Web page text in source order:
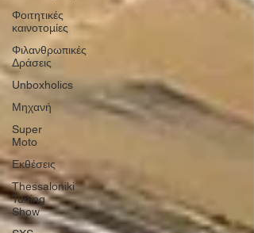
Φοιτητικές
καινοτομίες
Φιλανθρωπικές
Δράσεις
Unboxholics
Μηχανή
Super
Moto
Εκθέσεις
Thessaloniki
Tuning
Show